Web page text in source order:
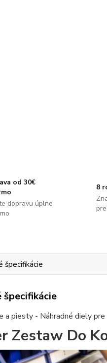
od 30€
dopravu úplne
8
špecifikácie
a piesty - Náhradné diely pre
Zestaw Do